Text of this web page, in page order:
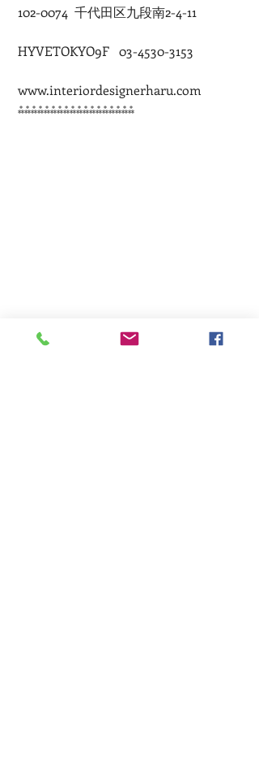
102-0074  千代田区九段南2-4-11
HYVETOKYO9F   03-4530-3153
www.interiordesignerharu.com
⁂⁂⁂⁂⁂⁂⁂⁂⁂⁂⁂⁂⁂⁂⁂⁂⁂⁂
インテリアデザイン